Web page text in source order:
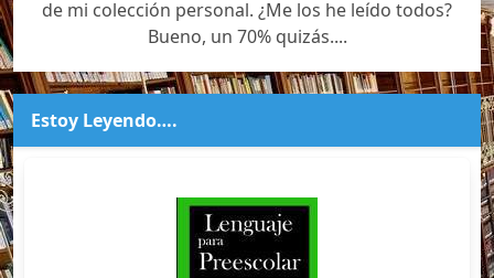
de mi colección personal. ¿Me los he leído todos?
Bueno, un 70% quizás....
Estoy Leyendo….